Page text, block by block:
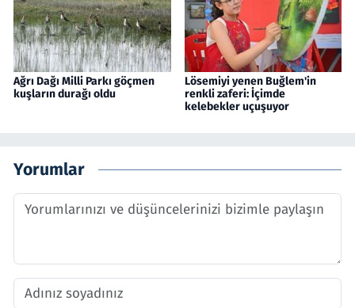
Ağrı Dağı Milli Parkı göçmen
kuşların durağı oldu
Lösemiyi yenen Buğlem'in
renkli zaferi: İçimde
kelebekler uçuşuyor
Yorumlar